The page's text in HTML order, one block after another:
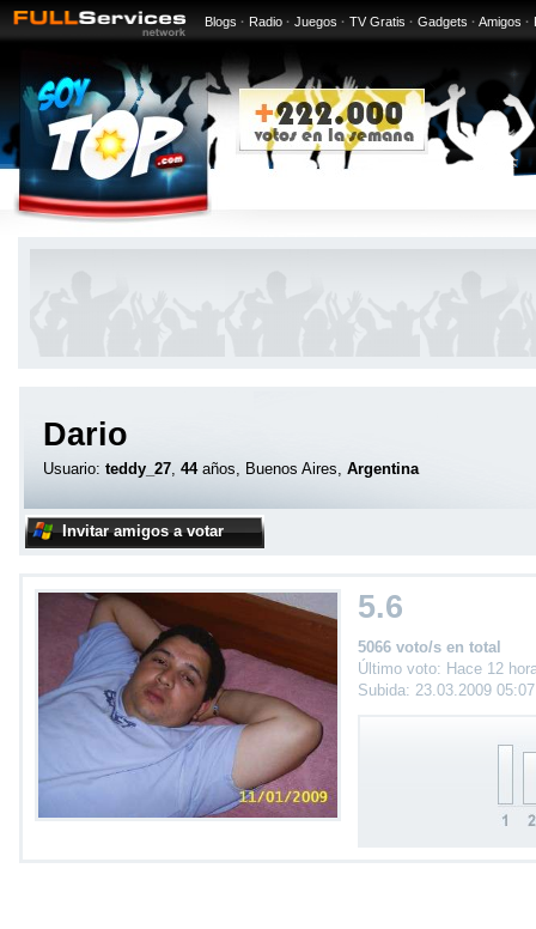
Blogs · Radio · Juegos · TV Gratis · Gadgets · Amigos ·
Dario
Usuario: teddy_27, 44años, Buenos Aires, Argentina
Invitar amigos a votar
5.6
5066 voto/s en total
Último voto: Hace 12
Subida: 23.03.2009